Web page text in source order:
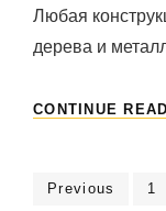
Любая
дерева и
CONTINUE
Previous 1